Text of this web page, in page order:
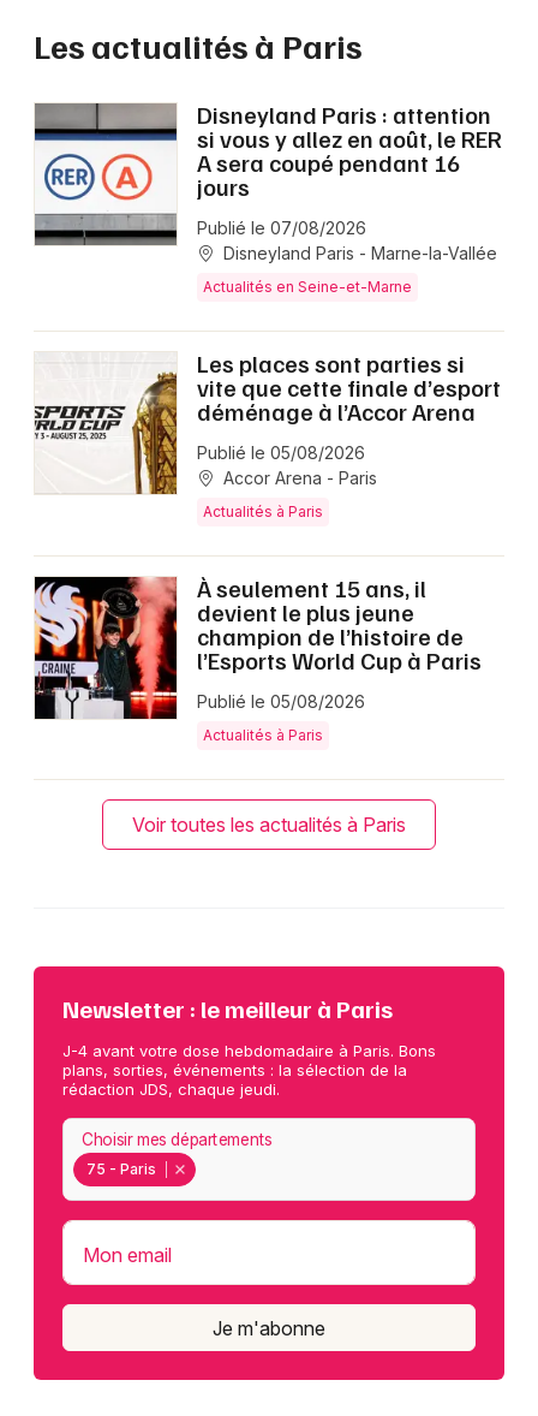
Les actualités à Paris
Disneyland Paris : attention
si vous y allez en août, le RER
A sera coupé pendant 16
jours
Publié le 07/08/2026
Disneyland Paris - Marne-la-Vallée
Actualités en Seine-et-Marne
Les places sont parties si
vite que cette finale d’esport
déménage à l’Accor Arena
Publié le 05/08/2026
Accor Arena - Paris
Actualités à Paris
À seulement 15 ans, il
devient le plus jeune
champion de l’histoire de
l’Esports World Cup à Paris
Publié le 05/08/2026
Actualités à Paris
Voir toutes les actualités à Paris
Newsletter : le meilleur à Paris
J-4 avant votre dose hebdomadaire à Paris. Bons
plans, sorties, événements : la sélection de la
rédaction JDS, chaque jeudi.
75 - Paris
Choisir mes départements
Mon email
Je m'abonne